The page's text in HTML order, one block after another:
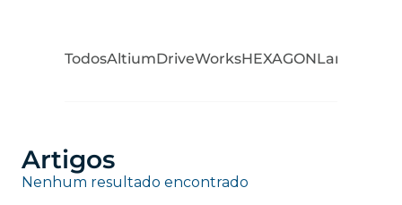
TodosAltiumDriveWorksHEXAGONLantek
Artigos
Nenhum resultado encontrado